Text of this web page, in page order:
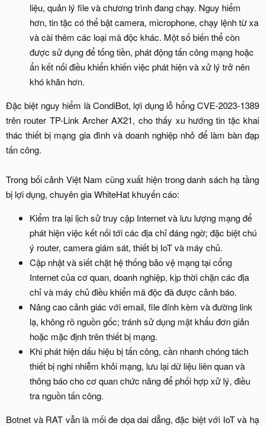
liệu, quản lý file và chương trình đang chạy. Nguy hiểm
hơn, tin tặc có thể bật camera, microphone, chạy lệnh từ xa
và cài thêm các loại mã độc khác. Một số biến thể còn
được sử dụng để tống tiền, phát động tấn công mạng hoặc
ẩn kết nối điều khiển khiến việc phát hiện và xử lý trở nên
khó khăn hơn.
Đặc biệt nguy hiểm là CondiBot, lợi dụng lỗ hổng CVE-2023-1389
trên router TP-Link Archer AX21, cho thấy xu hướng tin tặc khai
thác thiết bị mạng gia đình và doanh nghiệp nhỏ để làm bàn đạp
tấn công.
Trong bối cảnh Việt Nam cũng xuất hiện trong danh sách hạ tầng
bị lợi dụng, chuyên gia WhiteHat khuyến cáo:​
Kiểm tra lại lịch sử truy cập Internet và lưu lượng mạng để
phát hiện việc kết nối tới các địa chỉ đáng ngờ; đặc biệt chú
ý router, camera giám sát, thiết bị IoT và máy chủ.
Cập nhật và siết chặt hệ thống bảo vệ mạng tại cổng
Internet của cơ quan, doanh nghiệp, kịp thời chặn các địa
chỉ và máy chủ điều khiển mã độc đã được cảnh báo.
Nâng cao cảnh giác với email, file đính kèm và đường link
lạ, không rõ nguồn gốc; tránh sử dụng mật khẩu đơn giản
hoặc mặc định trên thiết bị mạng.
Khi phát hiện dấu hiệu bị tấn công, cần nhanh chóng tách
thiết bị nghi nhiễm khỏi mạng, lưu lại dữ liệu liên quan và
thông báo cho cơ quan chức năng để phối hợp xử lý, điều
tra nguồn tấn công.
Botnet và RAT vẫn là mối đe dọa dai dẳng, đặc biệt với IoT và hạ